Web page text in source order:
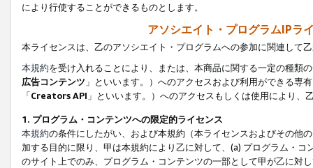
により行使することができるものとします。
アソシエイト・プログラムIPラ
本ライセンスは、乙のアソシエイト・プログラムへの参加に関連して
本規約を受け入れることにより、または、本商品に関する一定の種類
広告コンテンツ 」といいます。）へのアクセスおよび利用ができる専
「Creators API 」といいます。）へのアクセスもしくは使用により
1. プログラム・コンテンツへの限定的ライセンス
本規約の条件にしたがい、および本規約（本ライセンスおよびその他
加する目的に限り、甲は本規約により乙に対して、(a) プログラム・
のサイト上でのみ、プログラム・コンテンツの一部として甲が乙に対